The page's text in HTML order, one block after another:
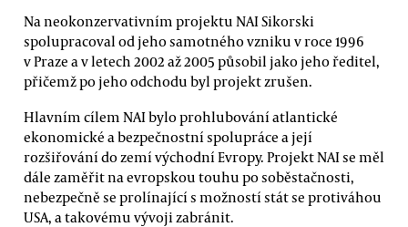
Na neokonzervativním projektu NAI Sikorski
spolupracoval od jeho samotného vzniku v roce 1996
v Praze a v letech 2002 až 2005 působil jako jeho ředitel,
přičemž po jeho odchodu byl projekt zrušen.
Hlavním cílem NAI bylo prohlubování atlantické
ekonomické a bezpečnostní spolupráce a její
rozšiřování do zemí východní Evropy. Projekt NAI se měl
dále zaměřit na evropskou touhu po soběstačnosti,
nebezpečně se prolínající s možností stát se protiváhou
USA, a takovému vývoji zabránit.